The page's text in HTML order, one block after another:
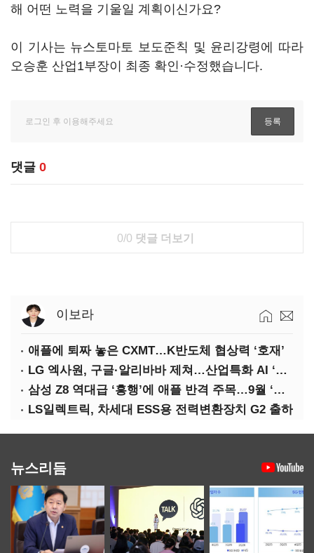
해 어떤 노력을 기울일 계획이신가요?
이 기사는 뉴스토마토 보도준칙 및 윤리강령에 따라
오승훈 산업1부장이 최종 확인·수정했습니다.
댓글 0
0/0 댓글 더보기
이보라
애플에 퇴짜 놓은 CXMT…K반도체 협상력 ‘호재’
LG 엑사원, 구글·알리바바 제쳐…산업특화 AI ‘속도’
삼성 Z8 역대급 ‘흥행’에 애플 반격 주목…9월 ‘폴더블 대전’
LS일렉트릭, 차세대 ESS용 전력변환장치 G2 출하
뉴스리듬